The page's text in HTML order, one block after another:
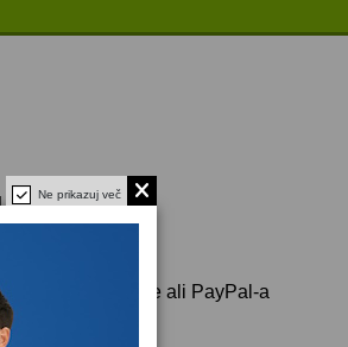
50€
kreditne kartice ali PayPal-a
Ne prikazuj več